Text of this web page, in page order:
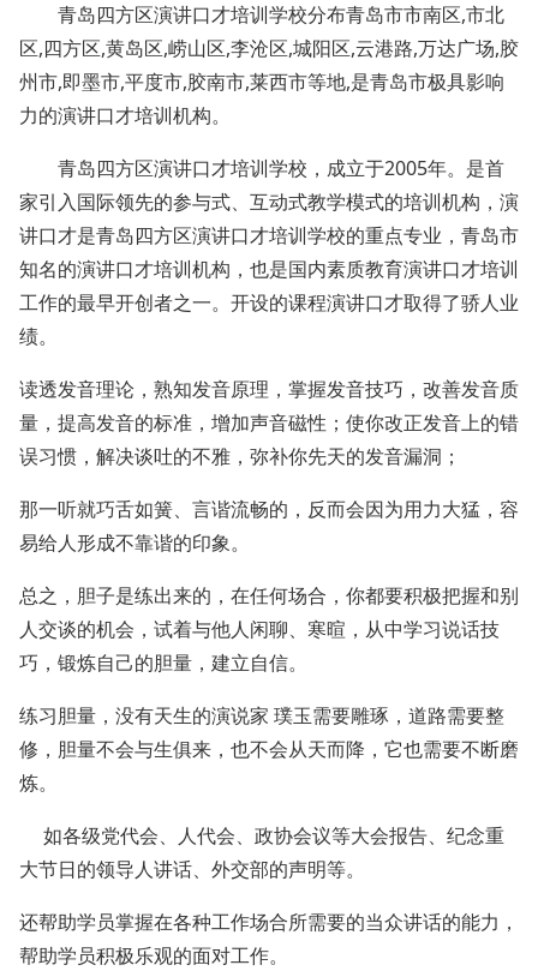
青岛四方区演讲口才培训学校分布青岛市市南区,市北
区,四方区,黄岛区,崂山区,李沧区,城阳区,云港路,万达广场,胶
州市,即墨市,平度市,胶南市,莱西市等地,是青岛市极具影响
力的演讲口才培训机构。
青岛四方区演讲口才培训学校，成立于2005年。是首
家引入国际领先的参与式、互动式教学模式的培训机构，演
讲口才是青岛四方区演讲口才培训学校的重点专业，青岛市
知名的演讲口才培训机构，也是国内素质教育演讲口才培训
工作的最早开创者之一。开设的课程演讲口才取得了骄人业
绩。
读透发音理论，熟知发音原理，掌握发音技巧，改善发音质
量，提高发音的标准，增加声音磁性；使你改正发音上的错
误习惯，解决谈吐的不雅，弥补你先天的发音漏洞；
那一听就巧舌如簧、言谐流畅的，反而会因为用力大猛，容
易给人形成不靠谐的印象。
总之，胆子是练出来的，在任何场合，你都要积极把握和别
人交谈的机会，试着与他人闲聊、寒暄，从中学习说话技
巧，锻炼自己的胆量，建立自信。
练习胆量，没有天生的演说家 璞玉需要雕琢，道路需要整
修，胆量不会与生俱来，也不会从天而降，它也需要不断磨
炼。
如各级党代会、人代会、政协会议等大会报告、纪念重
大节日的领导人讲话、外交部的声明等。
还帮助学员掌握在各种工作场合所需要的当众讲话的能力，
帮助学员积极乐观的面对工作。